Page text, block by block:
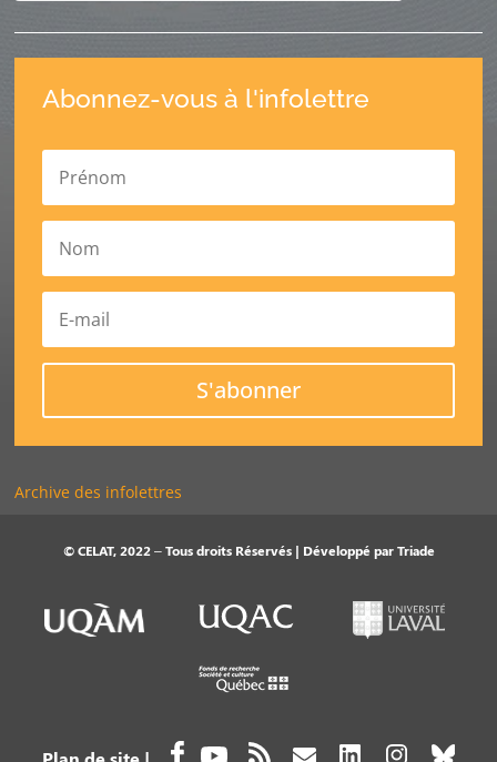
Abonnez-vous à l'infolettre
S'abonner
Archive des infolettres
© CELAT, 2022 – Tous droits Réservés | Développé parTriade